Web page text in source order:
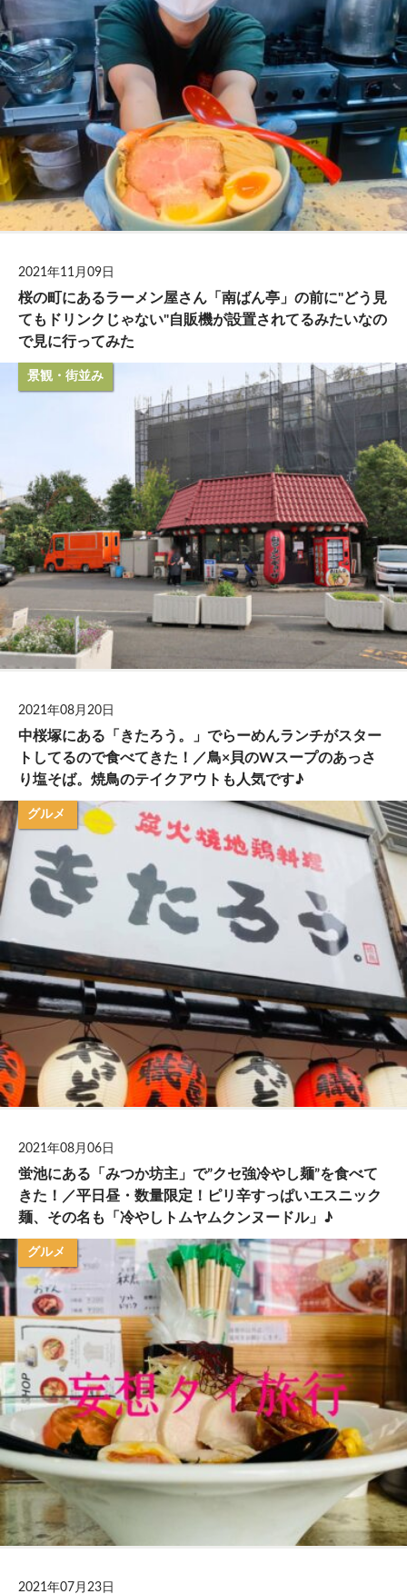
2021年11月09日
桜の町にあるラーメン屋さん「南ばん亭」の前に"どう見
てもドリンクじゃない"自販機が設置されてるみたいなの
で見に行ってみた
景観・街並み
2021年08月20日
中桜塚にある「きたろう。」でらーめんランチがスター
トしてるので食べてきた！／鳥×貝のWスープのあっさ
り塩そば。焼鳥のテイクアウトも人気です♪
グルメ
2021年08月06日
蛍池にある「みつか坊主」で”クセ強冷やし麺”を食べて
きた！／平日昼・数量限定！ピリ辛すっぱいエスニック
麺、その名も「冷やしトムヤムクンヌードル」♪
グルメ
2021年07月23日